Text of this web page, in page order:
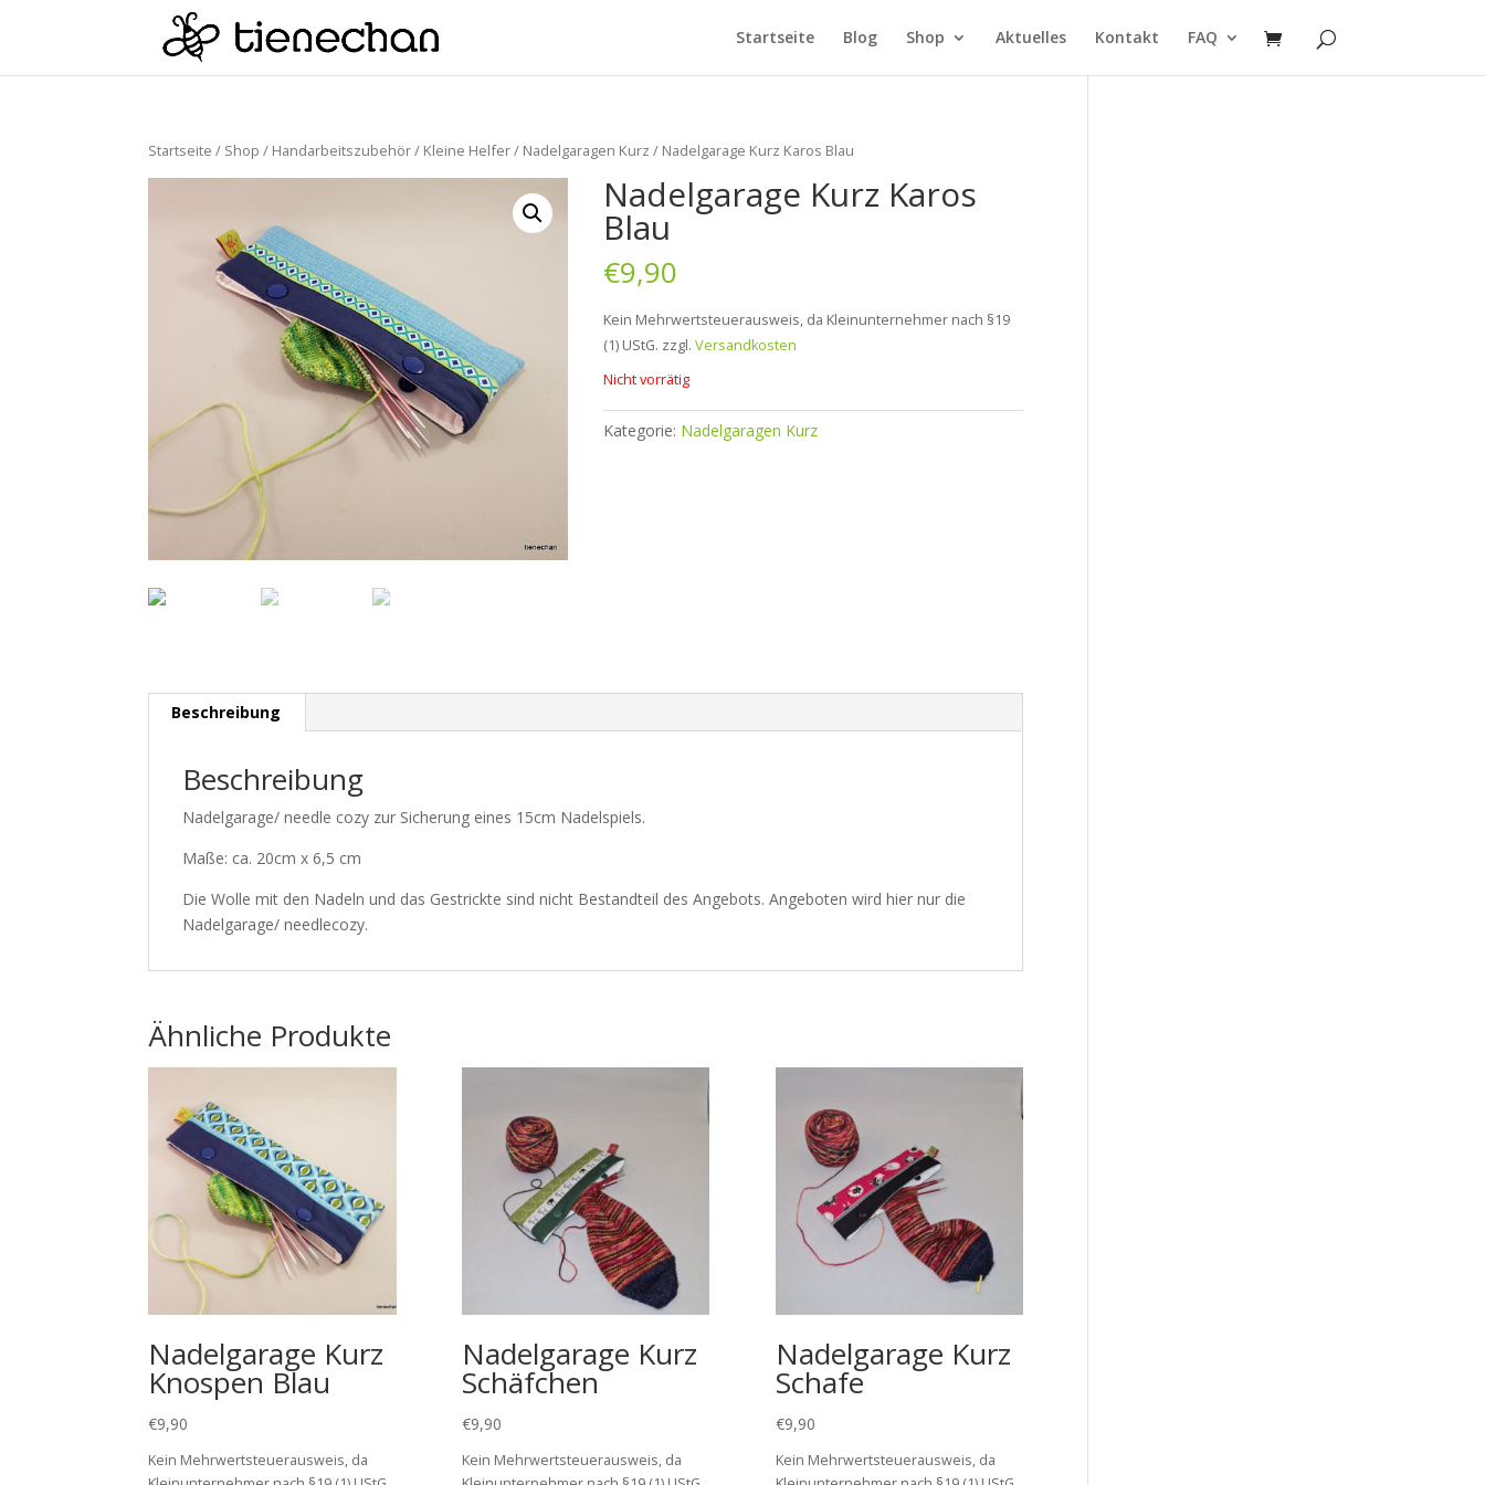
Startseite Blog Shop Aktuelles Kontakt FAQ
Startseite / Shop / Handarbeitszubehör/ Kleine Helfer/ Nadelgaragen Kurz / Nadelgarage Kurz Karos Blau
Nadelgarage Kurz Karos
Blau
€9,90
Kein Mehrwertsteuerausweis, da Kleinunternehmer nach §19
(1) UStG. zzgl.Versandkosten
Nicht vorrätig
Kategorie: Nadelgaragen Kurz
Beschreibung
Beschreibung
Nadelgarage/ needle cozy zur Sicherung eines 15cm Nadelspiels.
Maße: ca. 20cm x 6,5 cm
Die Wolle mit den Nadeln und das Gestrickte sind nicht Bestandteil des Angebots. Angeboten wird hier nur die
Nadelgarage/ needlecozy.
Ähnliche Produkte
Nadelgarage Kurz
Knospen Blau
€9,90
Kein Mehrwertsteuerausweis, da
Nadelgarage Kurz
Schäfchen
€9,90
Kein Mehrwertsteuerausweis, da
Nadelgarage Kurz
Schafe
€9,90
Kein Mehrwertsteuerausweis, da